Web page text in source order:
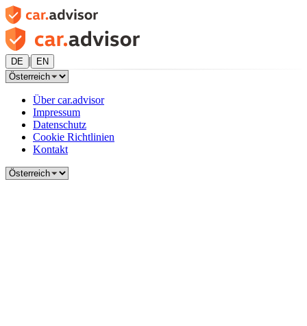
DE | EN
Über car.advisor
Impressum
Datenschutz
Cookie Richtlinien
Kontakt